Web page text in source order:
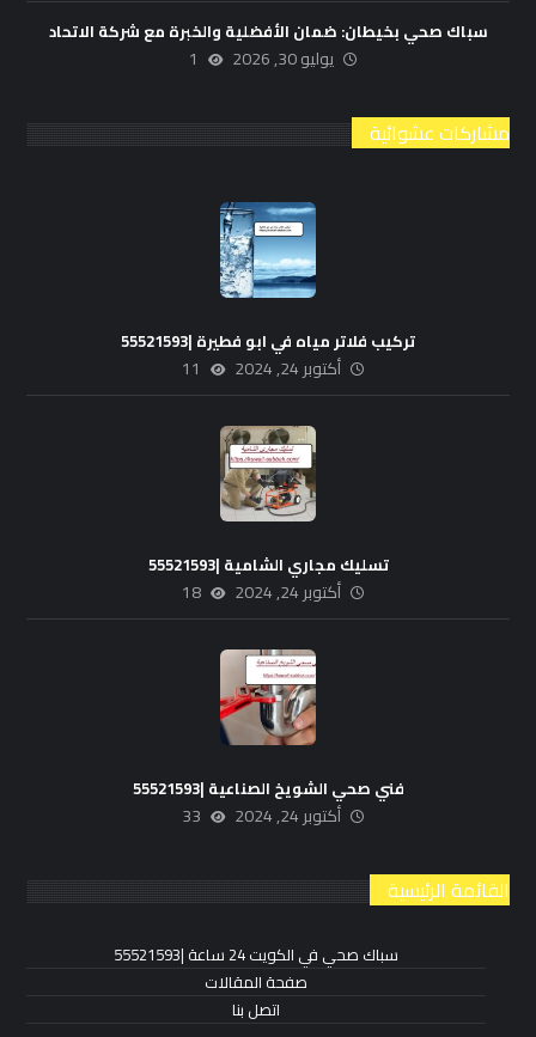
سباك صحي بخيطان: ضمان الأفضلية والخبرة مع شركة الاتحاد
يوليو 30, 2026 1
مشاركات عشوائية
تركيب فلاتر مياه في ابو فطيرة |55521593
أكتوبر 24, 2024 11
تسليك مجاري الشامية |55521593
أكتوبر 24, 2024 18
فني صحي الشويخ الصناعية |55521593
أكتوبر 24, 2024 33
القائمة الرئيسية
سباك صحي في الكويت 24 ساعة |55521593
صفحة المقالات
اتصل بنا